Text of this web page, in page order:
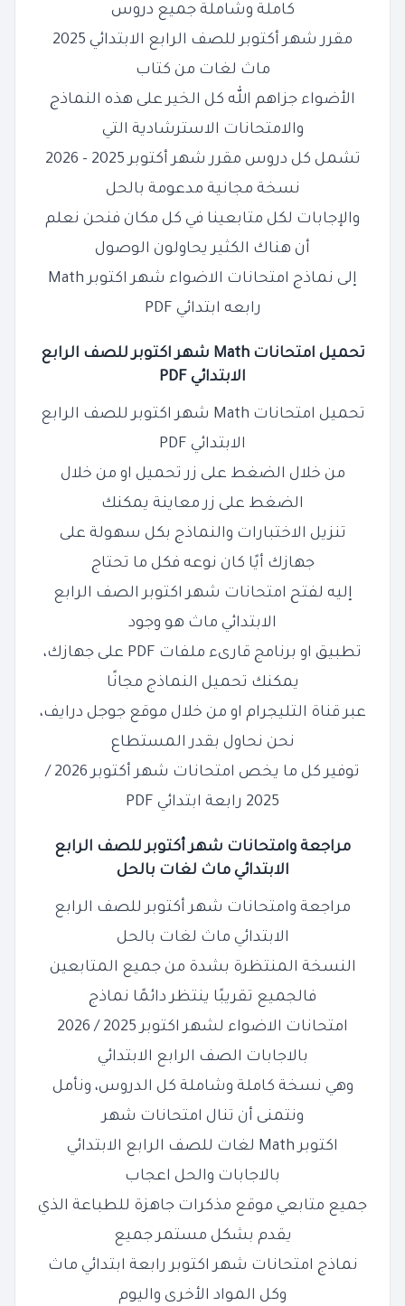
كاملة وشاملة جميع دروس
مقرر شهر أكتوبر للصف الرابع الابتدائي 2025
ماث لغات من كتاب
الأضواء جزاهم الله كل الخير على هذه النماذج
والامتحانات الاسترشادية التي
تشمل كل دروس مقرر شهر أكتوبر 2025 - 2026
نسخة مجانية مدعومة بالحل
والإجابات لكل متابعينا في كل مكان فنحن نعلم
أن هناك الكثير يحاولون الوصول
إلى نماذج امتحانات الاضواء شهر اكتوبر Math
رابعه ابتدائي PDF
تحميل امتحاناتMath شهر اكتوبر للصف الرابع
الابتدائي PDF
تحميل امتحانات Math شهر اكتوبر للصف الرابع
الابتدائي PDF
من خلال الضغط على زر تحميل او من خلال
الضغط على زر معاينة يمكنك
تنزيل الاختبارات والنماذج بكل سهولة على
جهازك أيًا كان نوعه فكل ما تحتاج
إليه لفتح امتحانات شهر اكتوبر الصف الرابع
الابتدائي ماث هو وجود
تطبيق او برنامج قارىء ملفات PDF على جهازك،
يمكنك تحميل النماذج مجانًا
عبر قناة التليجرام او من خلال موقع جوجل درايف،
نحن نحاول بقدر المستطاع
توفير كل ما يخص امتحانات شهر أكتوبر 2026 /
2025 رابعة ابتدائي PDF
مراجعة وامتحانات شهر أكتوبر للصف الرابع
الابتدائيماث لغات بالحل
مراجعة وامتحانات شهر أكتوبر للصف الرابع
الابتدائي ماث لغات بالحل
النسخة المنتظرة بشدة من جميع المتابعين
فالجميع تقريبًا ينتظر دائمًا نماذج
امتحانات الاضواء لشهر اكتوبر 2025 / 2026
بالاجابات الصف الرابع الابتدائي
وهي نسخة كاملة وشاملة كل الدروس، ونأمل
ونتمنى أن تنال امتحانات شهر
اكتوبر Math لغات للصف الرابع الابتدائي
بالاجابات والحل اعجاب
جميع متابعي موقع مذكرات جاهزة للطباعة الذي
يقدم بشكل مستمر جميع
نماذج امتحانات شهر اكتوبر رابعة ابتدائي ماث
وكل المواد الأخرى واليوم